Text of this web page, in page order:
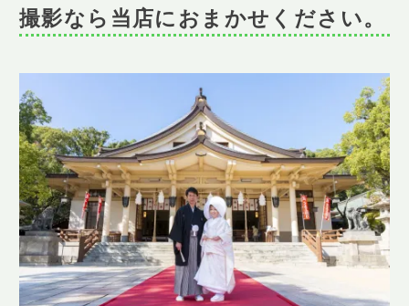
NEWS
ニュース
SHOP INFO
店舗情報
CONCEPT
コンセプト
CONTACT
お問い合わせ
撮影なら当店におまかせください。